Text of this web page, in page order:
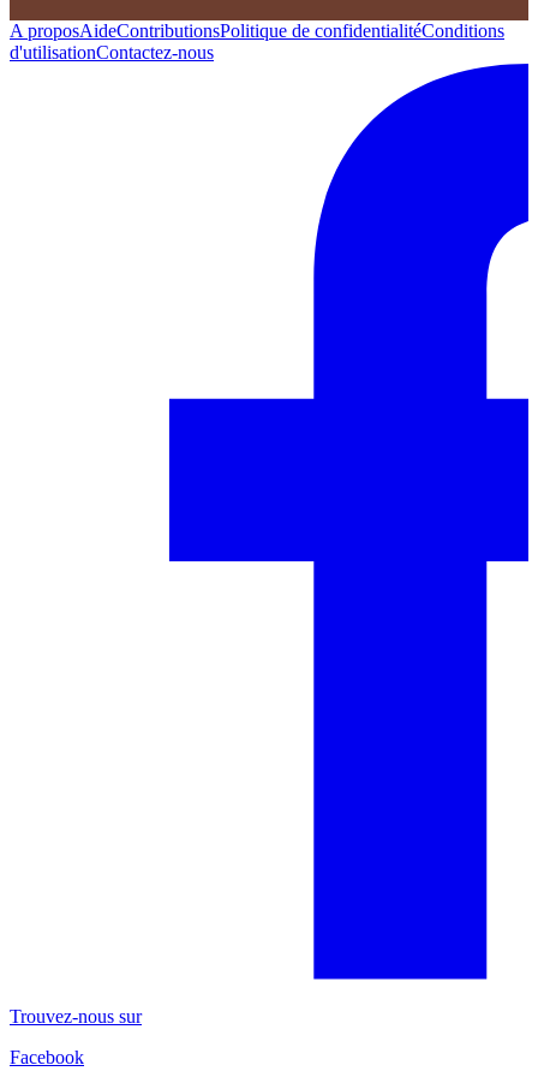
A proposAideContributionsPolitique de confidentialitéConditions
d'utilisationContactez-nous
Trouvez-nous sur
Facebook